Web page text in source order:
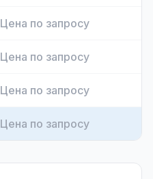
Цена по запросу
Цена по запросу
Цена по запросу
Цена по запросу